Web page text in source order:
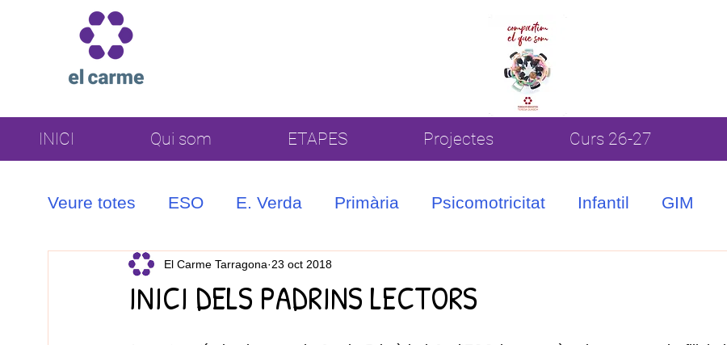
INICI Qui som ETAPES Projectes Curs 26-27
Veure totes ESO E. Verda Primària Psicomotricitat Infantil GIM
INICI DELS PADRINS LECTORS
El Carme Tarragona 23 oct 2018